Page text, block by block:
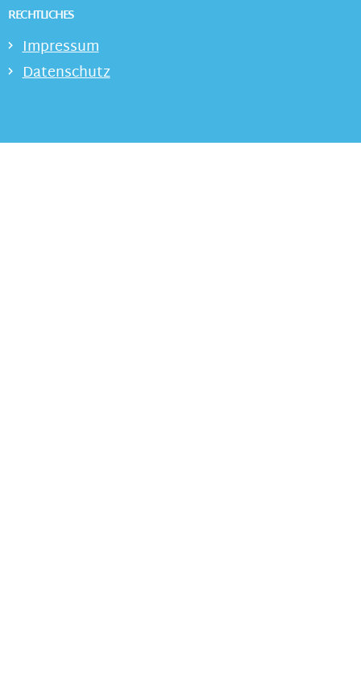
RECHTLICHES
Impressum
Datenschutz